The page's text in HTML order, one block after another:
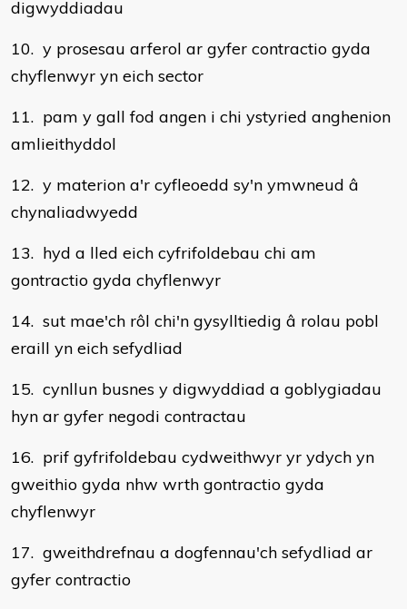
digwyddiadau
10. y prosesau arferol ar gyfer contractio gyda
chyflenwyr yn eich sector
11. pam y gall fod angen i chi ystyried anghenion
amlieithyddol
12. y materion a'r cyfleoedd sy'n ymwneud â
chynaliadwyedd
13. hyd a lled eich cyfrifoldebau chi am
gontractio gyda chyflenwyr
14. sut mae'ch rôl chi'n gysylltiedig â rolau pobl
eraill yn eich sefydliad
15. cynllun busnes y digwyddiad a goblygiadau
hyn ar gyfer negodi contractau
16. prif gyfrifoldebau cydweithwyr yr ydych yn
gweithio gyda nhw wrth gontractio gyda
chyflenwyr
17. gweithdrefnau a dogfennau'ch sefydliad ar
gyfer contractio